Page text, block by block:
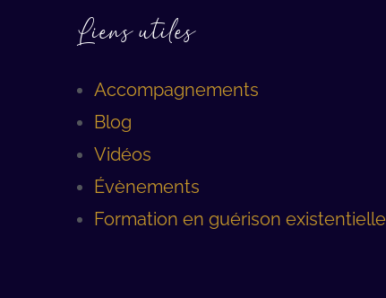
Liens utiles
Accompagnements
Blog
Vidéos
Évènements
Formation en guérison existentielle